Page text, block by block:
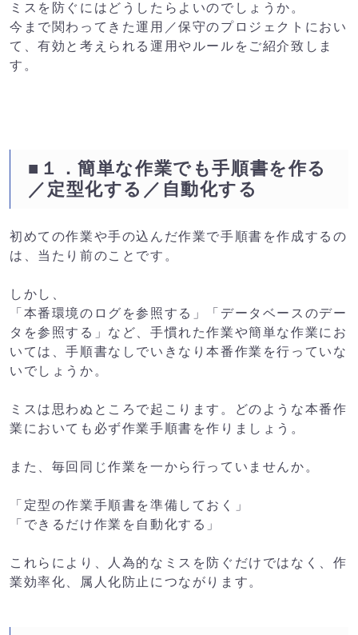
ミスを防ぐにはどうしたらよいのでしょうか。
今まで関わってきた運用／保守のプロジェクトにおい
て、有効と考えられる運用やルールをご紹介致しま
す。
■１．簡単な作業でも手順書を作る
／定型化する／自動化する
初めての作業や手の込んだ作業で手順書を作成するの
は、当たり前のことです。
しかし、
「本番環境のログを参照する」「データベースのデー
タを参照する」など、手慣れた作業や簡単な作業にお
いては、手順書なしでいきなり本番作業を行っていな
いでしょうか。
ミスは思わぬところで起こります。どのような本番作
業においても必ず作業手順書を作りましょう。
また、毎回同じ作業を一から行っていませんか。
「定型の作業手順書を準備しておく」
「できるだけ作業を自動化する」
これらにより、人為的なミスを防ぐだけではなく、作
業効率化、属人化防止につながります。